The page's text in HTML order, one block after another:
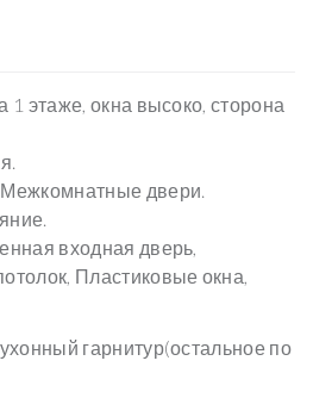
1 этаже, окна высоко, сторона
двери.
входная дверь,
Пластиковые окна,
гарнитур(остальное по